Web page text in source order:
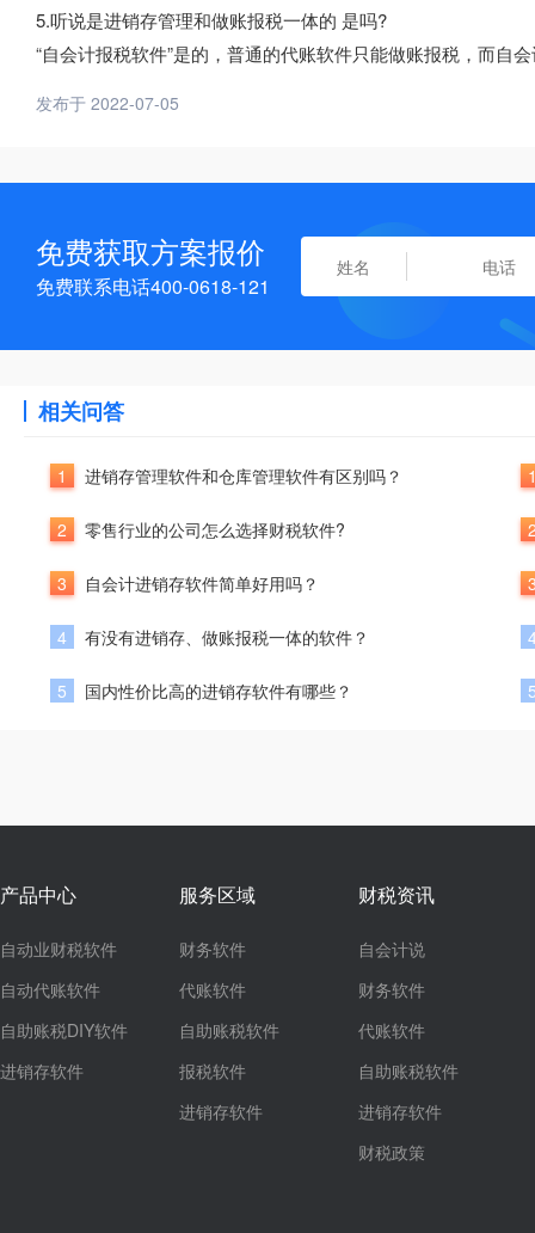
5.听说是进销存管理和做账报税一体的 是吗?
“自会计报税软件”是的，普通的代账软件只能做账报税，而自
发布于 2022-07-05
免费获取方案报价
免费联系电话400-0618-121
相关问答
1 进销存管理软件和仓库管理软件有区别吗？
2 零售行业的公司怎么选择财税软件?
3 自会计进销存软件简单好用吗？
4 有没有进销存、做账报税一体的软件？
5 国内性价比高的进销存软件有哪些？
产品中心
自动业财税软件
自动代账软件
自助账税DIY软件
进销存软件
服务区域
财务软件
代账软件
自助账税软件
报税软件
进销存软件
财税资讯
自会计说
财务软件
代账软件
自助账税软件
进销存软件
财税政策